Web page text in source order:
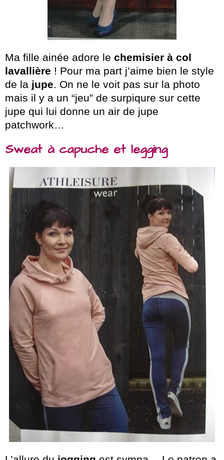
Ma fille ainée adore le chemisier à col
lavallière ! Pour ma part j’aime bien le style
de la jupe . On ne le voit pas sur la photo
mais il y a un “jeu” de surpiqure sur cette
jupe qui lui donne un air de jupe
patchwork…
Sweat à capuche et legging